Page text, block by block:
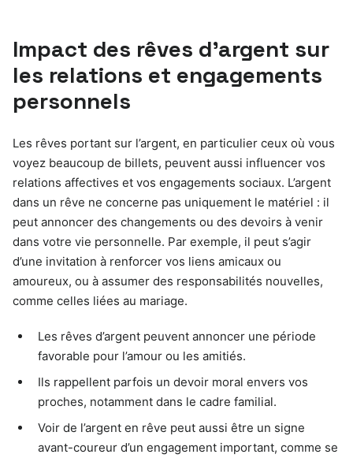
Impact des rêves d’argent sur
les relations et engagements
personnels
Les rêves portant sur l’argent, en particulier ceux où vous
voyez beaucoup de billets, peuvent aussi influencer vos
relations affectives et vos engagements sociaux. L’argent
dans un rêve ne concerne pas uniquement le matériel : il
peut annoncer des changements ou des devoirs à venir
dans votre vie personnelle. Par exemple, il peut s’agir
d’une invitation à renforcer vos liens amicaux ou
amoureux, ou à assumer des responsabilités nouvelles,
comme celles liées au mariage.
Les rêves d’argent peuvent annoncer une période
favorable pour l’amour ou les amitiés.
Ils rappellent parfois un devoir moral envers vos
proches, notamment dans le cadre familial.
Voir de l’argent en rêve peut aussi être un signe
avant-coureur d’un engagement important, comme se